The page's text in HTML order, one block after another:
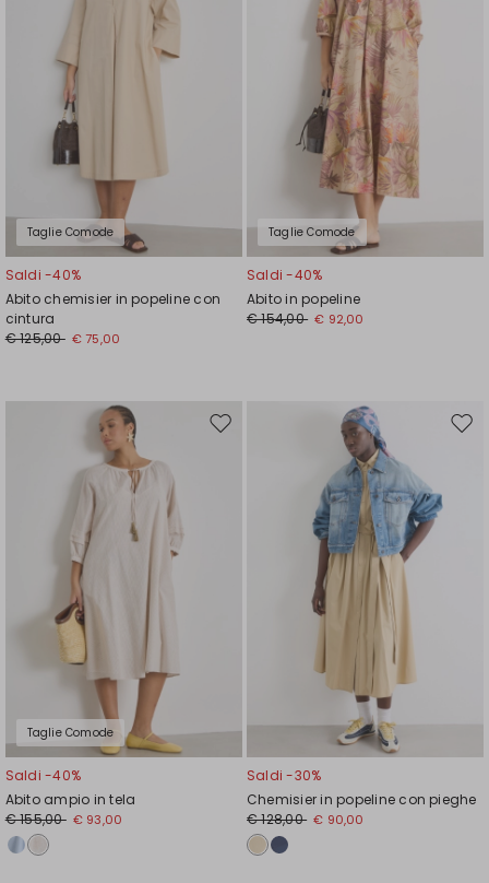
Taglie Comode
Saldi -40%
Abito chemisier in popeline con
cintura
€ 125,00 € 75,00
Taglie Comode
Saldi -40%
Abito in popeline
€ 154,00 € 92,00
Taglie Comode
Sposta
Saldi -40%
Abito ampio in tela
€ 155,00 € 93,00
Saldi -30%
Chemisier in popeline con pieghe
€ 128,00 € 90,00